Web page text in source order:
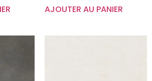
AJOUTER AU PANIER